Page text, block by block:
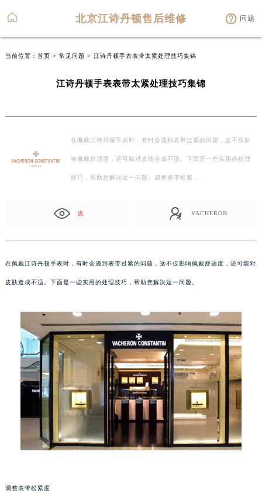
北京江诗丹顿售后维修 问题
当前位置： 首页 > 常见问题 > 江诗丹顿手表表带太紧处理技巧集锦
江诗丹顿手表表带太紧处理技巧集锦
在佩戴江诗丹顿手表时，有时会遇到表带过紧的问题，这不仅影
响佩戴舒适度，还可能对皮肤造成不适。下面是一些实用的处理
技巧，帮助您解决这一问题。调整表带松紧…
次 VACHERON
在佩戴江诗丹顿手表时，有时会遇到表带过紧的问题，这不仅影响佩戴舒适度，还可能对
皮肤造成不适。下面是一些实用的处理技巧，帮助您解决这一问题。
调整表带松紧度